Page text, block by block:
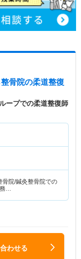
骨院の柔道整復
ープでの柔道整復師
骨院/鍼灸整骨院での
務…
わせる